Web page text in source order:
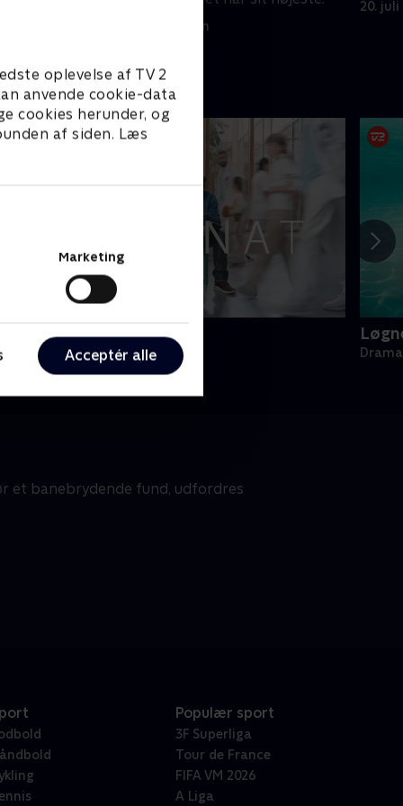
oplevelse af TV 2
anvende cookie-data
cookies herunder, og
af siden. Læs
Marketing
Acceptér alle
13. juli 2025 • 41 min
20. juli
Dag & nat
• 2 sæsoner
et banebrydende fund, udfordres
Populær sport
3F Superliga
Tour de France
FIFA VM 2026
A Liga